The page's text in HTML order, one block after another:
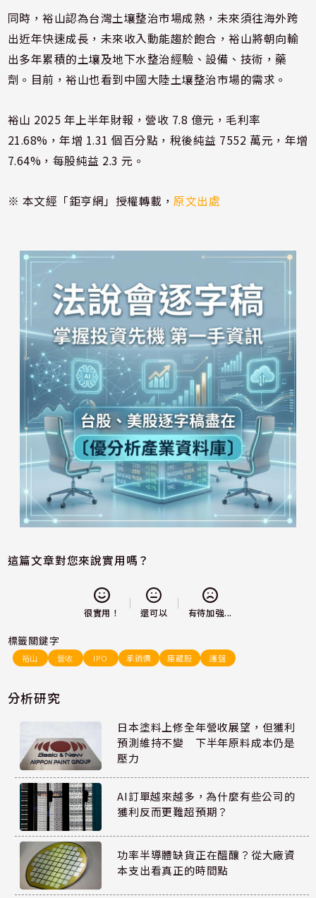
同時，裕山認為台灣土壤整治市場成熟，未來須往海外跨
出近年快速成長，未來收入動能趨於飽合，裕山將朝向輸
出多年累積的土壤及地下水整治經驗、設備、技術，藥
劑。目前，裕山也看到中國大陸土壤整治市場的需求。
裕山 2025 年上半年財報，營收 7.8 億元，毛利率
21.68%，年增 1.31 個百分點，稅後純益 7552 萬元，年增
7.64%，每股純益 2.3 元。
※ 本文經「鉅亨網」授權轉載，原文出處
這篇文章對您來說實用嗎？
很實用！ 還可以 有待加強...
標籤關鍵字
裕山 營收 IPO 承銷價 庫藏股 護盤
分析研究
日本塗料上修全年營收展望，但獲利
預測維持不變 下半年原料成本仍是
壓力
AI訂單越來越多，為什麼有些公司的
獲利反而更難超預期？
功率半導體缺貨正在醞釀？從大廠資
本支出看真正的時間點